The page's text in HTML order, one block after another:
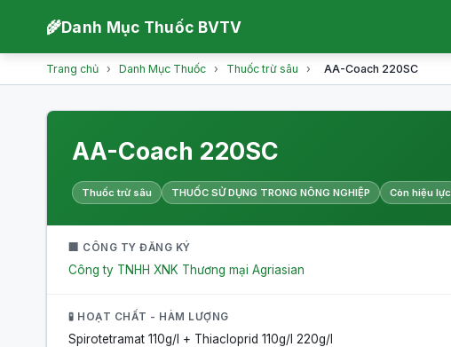
🌾Danh Mục Thuốc BVTV
Trang chủ › Danh Mục Thuốc › Thuốc trừ sâu › AA-Coach 220SC
AA-Coach 220SC
Thuốc trừ sâu THUỐC SỬ DỤNG TRONG NÔNG NGHIỆP Còn hiệu lực
🏢 CÔNG TY ĐĂNG KÝ
Công ty TNHH XNK Thương mại Agriasian
🧪 HOẠT CHẤT - HÀM LƯỢNG
Spirotetramat 110g/l + Thiacloprid 110g/l 220g/l